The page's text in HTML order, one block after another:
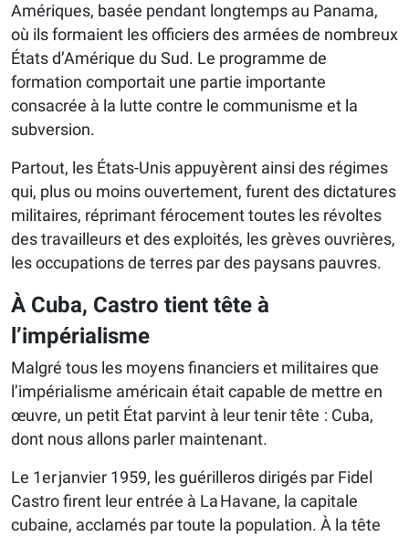
Amériques, basée pendant longtemps au Panama,
où ils formaient les officiers des armées de nombreux
États d’Amérique du Sud. Le programme de
formation comportait une partie importante
consacrée à la lutte contre le communisme et la
subversion.
Partout, les États-Unis appuyèrent ainsi des régimes
qui, plus ou moins ouvertement, furent des dictatures
militaires, réprimant férocement toutes les révoltes
des travailleurs et des exploités, les grèves ouvrières,
les occupations de terres par des paysans pauvres.
À Cuba, Castro tient tête à
l’impérialisme
Malgré tous les moyens financiers et militaires que
l’impérialisme américain était capable de mettre en
œuvre, un petit État parvint à leur tenir tête : Cuba,
dont nous allons parler maintenant.
Le 1er janvier 1959, les guérilleros dirigés par Fidel
Castro firent leur entrée à La Havane, la capitale
cubaine, acclamés par toute la population. À la tête